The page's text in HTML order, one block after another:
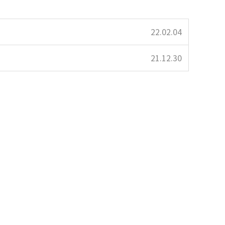
22.02.04
21.12.30